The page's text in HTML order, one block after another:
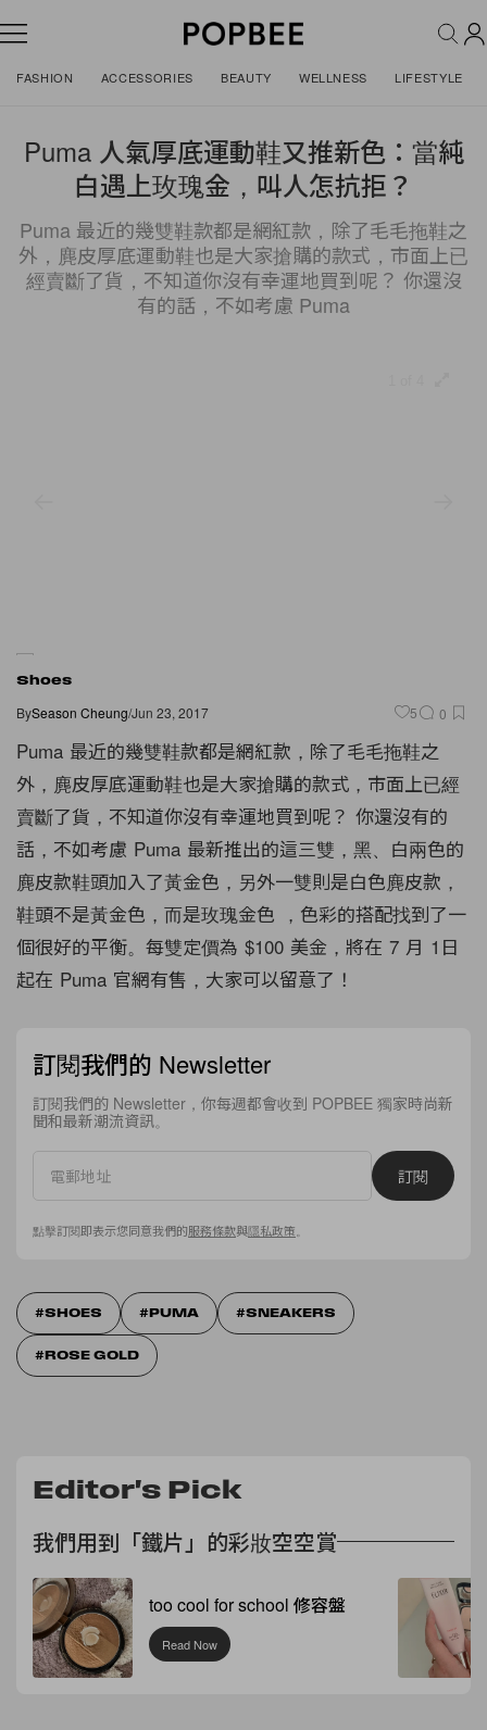
FASHION ACCESSORIES BEAUTY WELLNESS LIFESTYLE
Puma 人氣厚底運動鞋又推新色：當純
白遇上玫瑰金，叫人怎抗拒？
Puma 最近的幾雙鞋款都是網紅款，除了毛毛拖鞋之
外，麂皮厚底運動鞋也是大家搶購的款式，市面上已
經賣斷了貨，不知道你沒有幸運地買到呢？ 你還沒
有的話，不如考慮 Puma
Shoes
BySeason Cheung/Jun 23, 2017 5 0
Puma 最近的幾雙鞋款都是網紅款，除了毛毛拖鞋之
外，麂皮厚底運動鞋也是大家搶購的款式，市面上已經
賣斷了貨，不知道你沒有幸運地買到呢？ 你還沒有的
話，不如考慮 Puma 最新推出的這三雙，黑、白兩色的
麂皮款鞋頭加入了黃金色，另外一雙則是白色麂皮款，
鞋頭不是黃金色，而是玫瑰金色 ，色彩的搭配找到了一
個很好的平衡。每雙定價為 $100 美金，將在 7 月 1日
起在 Puma 官網有售，大家可以留意了！
訂閱我們的 Newsletter
訂閱我們的 Newsletter，你每週都會收到 POPBEE 獨家時尚新
聞和最新潮流資訊。
訂閱
點擊訂閱即表示您同意我們的服務條款與隱私政策
SHOES PUMA SNEAKERS
ROSE GOLD
Editor's Pick
我們用到「鐵片」的彩妝空空賞
too cool for school 修容盤
Read Now